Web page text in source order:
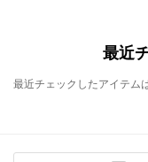
最近
最近チェックしたアイテム